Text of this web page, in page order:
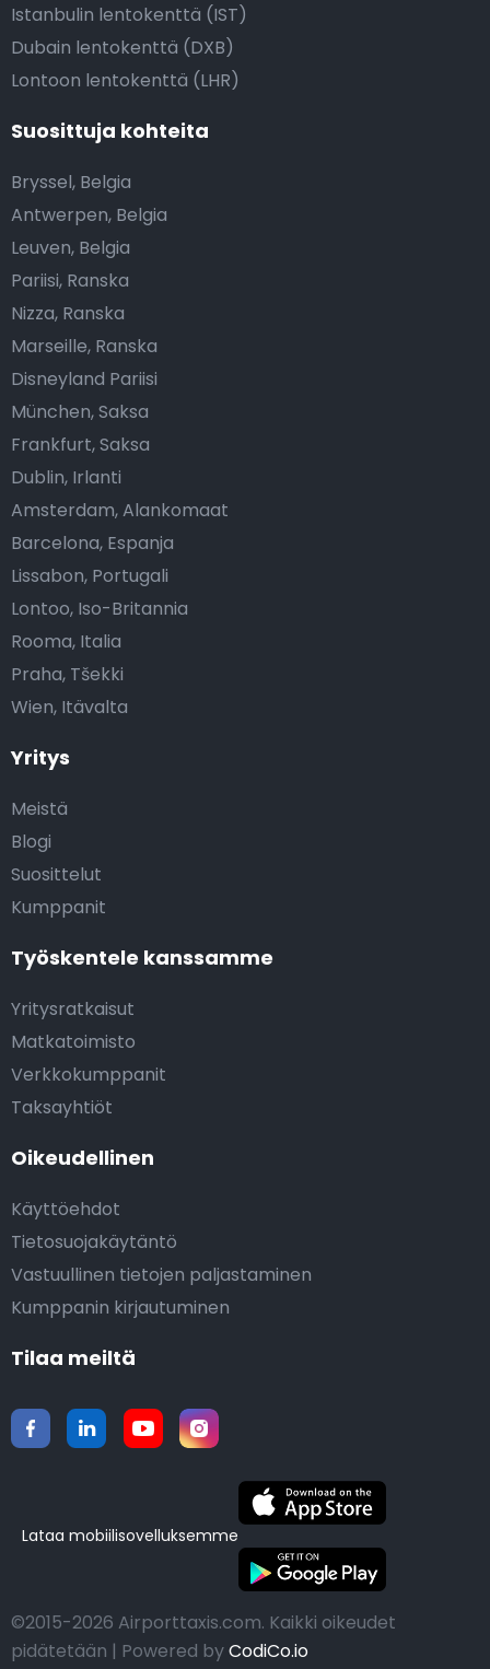
Yritys
Meistä
Blogi
Suosittelut
Kumppanit
Työskentele kanssamme
Yritysratkaisut
Matkatoimisto
Verkkokumppanit
Taksayhtiöt
Oikeudellinen
Käyttöehdot
Tietosuojakäytäntö
Vastuullinen tietojen paljastaminen
Kumppanin kirjautuminen
Istanbulin lentokenttä (IST)
Dubain lentokenttä (DXB)
Lontoon lentokenttä (LHR)
Suosittuja kohteita
Bryssel, Belgia
Antwerpen, Belgia
Leuven, Belgia
Pariisi, Ranska
Nizza, Ranska
Marseille, Ranska
Disneyland Pariisi
München, Saksa
Frankfurt, Saksa
Dublin, Irlanti
Amsterdam, Alankomaat
Barcelona, Espanja
Lissabon, Portugali
Lontoo, Iso-Britannia
Rooma, Italia
Praha, Tšekki
Wien, Itävalta
Tilaa meiltä
Lataa mobiilisovelluksemme
©2015-2026 Airporttaxis.com. Kaikki oikeudet
pidätetään | Powered byCodiCo.io